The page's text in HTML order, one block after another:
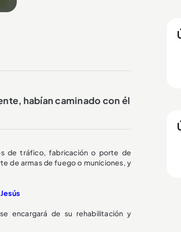
habían caminado con él
de tráfico, fabricación o porte de
de armas de fuego o municiones, y
encargará de su rehabilitación y